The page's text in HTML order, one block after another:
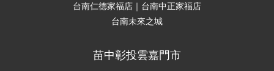
台南仁德家福店｜台南中正家福店
台南未來之城
苗中彰投雲嘉門市